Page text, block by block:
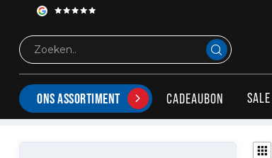
ONS ASSORTIMENT CADEAUBON SALE
ACHTERLICHTEN
De beste en mooiste achterlichten voor je voertuig